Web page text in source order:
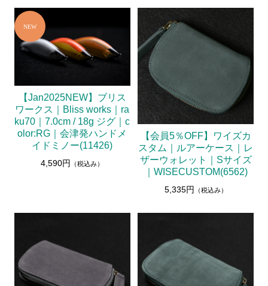
【Jan2025NEW】ブリス
ワークス｜Bliss works｜ra
ku70｜7.0cm / 18g ジグ｜c
olor:RG｜会津発ハンドメ
イドミノー(11426)
4,590円 （税込み）
【会員5％OFF】ワイズカ
スタム｜ルアーケース｜レ
ザーウォレット｜Sサイズ
｜WISECUSTOM(6562)
5,335円 （税込み）